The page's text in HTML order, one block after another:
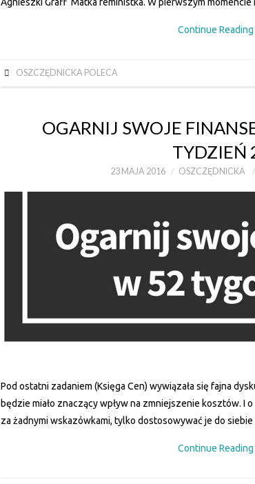
Agnieszki Graff Matka feministka. W pierwszym
Continue Reading
OSZCZĘDNICKA POLECA
OGARNIJ SWOJE
TYDZIEŃ
23 MAJA 2016 OSZCZĘDNICKA
Pod ostatni zadaniem (Księga Cen) wywiązała się fajna
będzie miało znaczący wpływ na zmniejszenie kosztów. I
za żadnymi wskazówkami, tylko dostosowywać je do
Continue Reading